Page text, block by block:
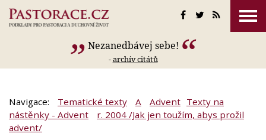
Nezanedbávej sebe!
-archív citátů
Navigace: Tematické texty A Advent Texty na
nástěnky - Advent
r. 2004 /Jak jen toužím, abys prožil
advent/